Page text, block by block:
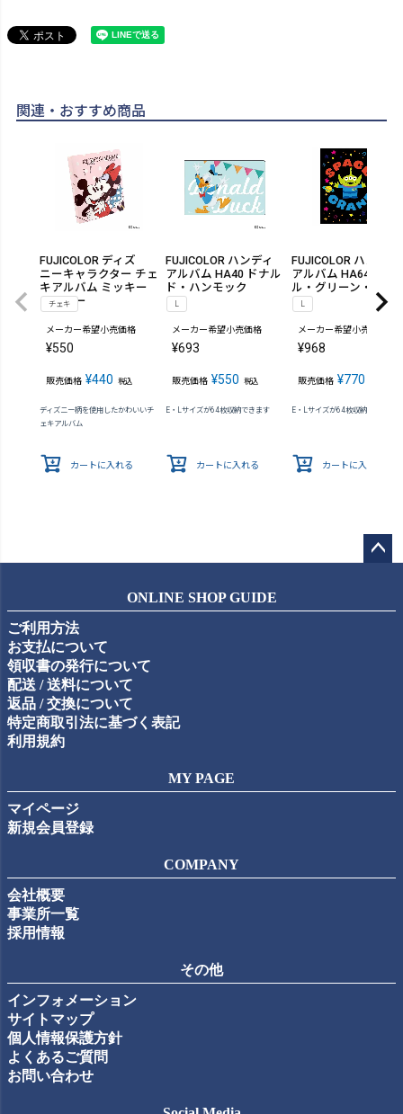
関連・おすすめ商品
FUJICOLOR ディズ
ニーキャラクター チェ
キアルバム ミッキー
＆ミニー
チェキ
メーカー希望小売価格
¥550
販売価格 ¥440 税込
ディズニー柄を使用したかわいいチ
ェキアルバム
カートに入れる
FUJICOLOR ハンディ
アルバム HA40 ドナル
ド・ハンモック
メーカー希望小売価格
¥693
販売価格 ¥550 税込
E・Lサイズが64枚収納できます
カートに入れる
FUJICOLOR ハンディ
アルバム HA64 リト
ル・グリーン・メン
メーカー希望小売価格
¥968
販売価格 ¥770
E・Lサイズが64枚収納できます
カートに入れる
ップ
ONLINE SHOP GUIDE
ご利用方法
お支払について
領収書の発行について
配送 / 送料について
返品 / 交換について
特定商取引法に基づく表記
利用規約
MY PAGE
マイページ
新規会員登録
COMPANY
会社概要
事業所一覧
採用情報
その他
インフォメーション
サイトマップ
個人情報保護方針
よくあるご質問
お問い合わせ